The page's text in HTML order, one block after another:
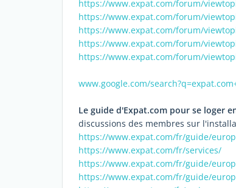
https://www.expat.com/forum/
https://www.expat.com/forum/
https://www.expat.com/forum/
https://www.expat.com/forum/
https://www.expat.com/forum/
www.google.com/
Le guide d'Expat.com pour se loger
discussions des membres sur
https://www.expat.com/fr/guide/
https://www.expat.com/fr/services/
https://www.expat.com/fr/guide/
https://www.expat.com/fr/guide/